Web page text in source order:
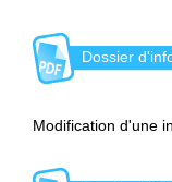
Dossier
Modification d'une